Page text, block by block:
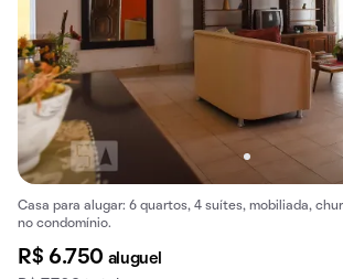
Casa para alugar: 6 quartos, 4 suítes, mobiliada,
no condomínio.
R$ 6.750 aluguel